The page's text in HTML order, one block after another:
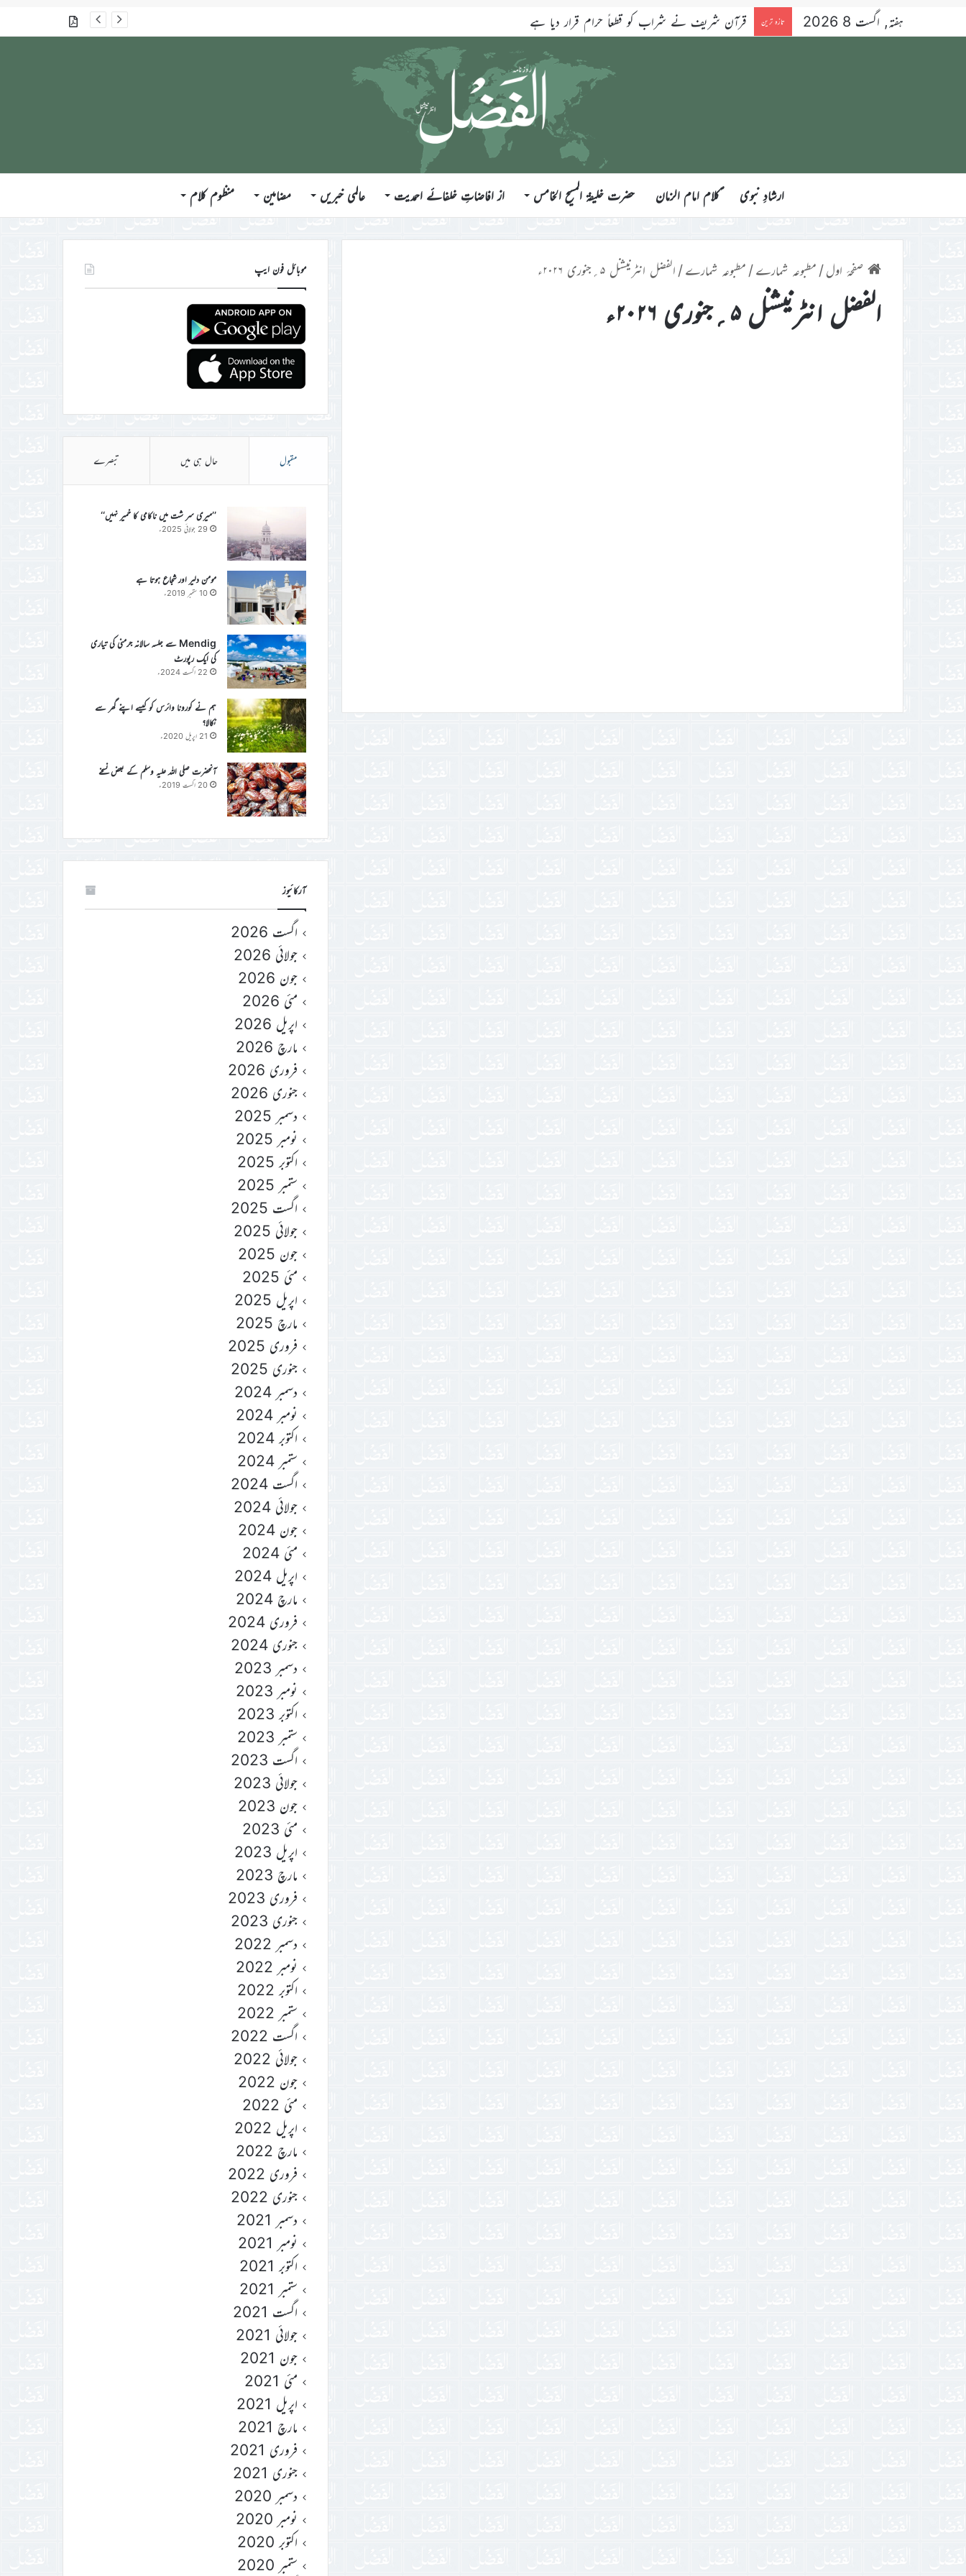
ہفتہ, اگست 8 2026 تازہ ترین قرآن شریف نے شراب کو قطعاً حرام قرار دیا ہے گذشتہ شمارے
ارشادِ نبوی ؑکلام امام الزمان حضرت خلیفۃ المسیح الخامس از افاضاتِ خلفائے احمدیت عالمی خبریں مضامین منظوم کلام
صفحۂ اول/ مطبوعہ شمارے/ مطبوعہ شمارے/ الفضل انٹرنیشنل ۵؍جنوری ۲۰۲۶ء
الفضل انٹرنیشنل ۵؍جنوری ۲۰۲۶ء
موبائل فون ایپ
مقبول حال ہی میں تبصرے
’’میری سر شت میں ناکامی کا خمیر نہیں‘‘
29 جولائی 2025ء
مومن دلیر اور شجاع ہوتا ہے
10 ستمبر 2019ء
Mendig سے جلسہ سالانہ جرمنی کی تیاری
کی ایک رپورٹ
22 اگست 2024ء
ہم نے کورونا وائرس کو کیسے اپنے گھر سے
نکالا؟
21 اپریل 2020ء
آنحضرت صلی اللہ علیہ وسلم کے بعض نسخے
20 اگست 2019ء
آرکائیوز
اگست 2026
جولائی 2026
جون 2026
مئی 2026
اپریل 2026
مارچ 2026
فروری 2026
جنوری 2026
دسمبر 2025
نومبر 2025
اکتوبر 2025
ستمبر 2025
اگست 2025
جولائی 2025
جون 2025
مئی 2025
اپریل 2025
مارچ 2025
فروری 2025
جنوری 2025
دسمبر 2024
نومبر 2024
اکتوبر 2024
ستمبر 2024
اگست 2024
جولائی 2024
جون 2024
مئی 2024
اپریل 2024
مارچ 2024
فروری 2024
جنوری 2024
دسمبر 2023
نومبر 2023
اکتوبر 2023
ستمبر 2023
اگست 2023
جولائی 2023
جون 2023
مئی 2023
اپریل 2023
مارچ 2023
فروری 2023
جنوری 2023
دسمبر 2022
نومبر 2022
اکتوبر 2022
ستمبر 2022
اگست 2022
جولائی 2022
جون 2022
مئی 2022
اپریل 2022
مارچ 2022
فروری 2022
جنوری 2022
دسمبر 2021
نومبر 2021
اکتوبر 2021
ستمبر 2021
اگست 2021
جولائی 2021
جون 2021
مئی 2021
اپریل 2021
مارچ 2021
فروری 2021
جنوری 2021
دسمبر 2020
نومبر 2020
اکتوبر 2020
ستمبر 2020